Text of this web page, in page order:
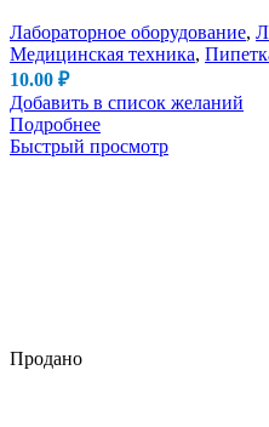
Продано
Лабораторное оборудование,
Медицинская техника,
10.00 ₽
Добавить в список желаний
Подробнее
Быстрый просмотр